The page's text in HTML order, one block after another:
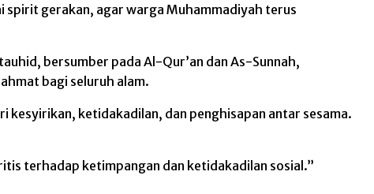
spirit gerakan, agar warga Muhammadiyah terus
bersumber pada Al-Qur’an dan As-Sunnah,
bagi seluruh alam.
kesyirikan, ketidakadilan, dan penghisapan antar sesama.
terhadap ketimpangan dan ketidakadilan sosial.”